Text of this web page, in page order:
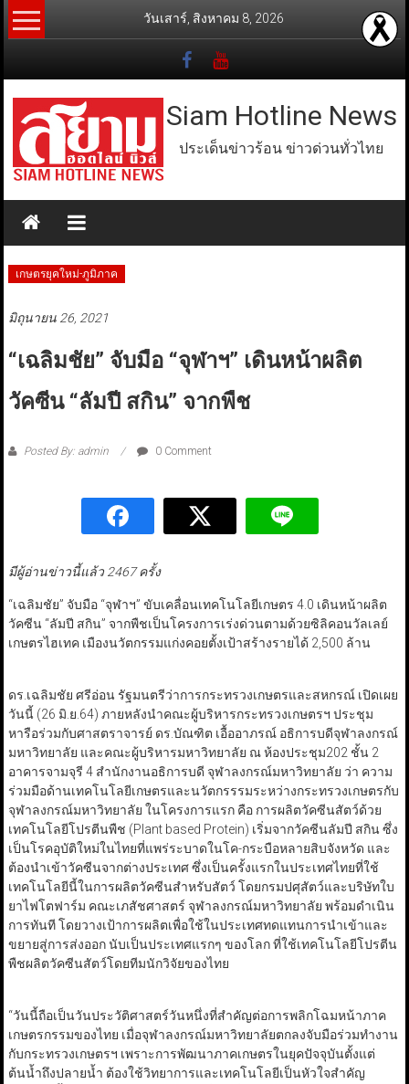
Skip
to
วันเสาร์, สิงหาคม 8, 2026
Siam Hotline News
ประเด็นข่าวร้อน ข่าวด่วนทั่วไทย
เกษตรยุคใหม่-ภูมิภาค
มิถุนายน 26, 2021
“เฉลิมชัย” จับมือ “จุฬาฯ” เดินหน้าผลิต
วัคซีน “ลัมปี สกิน” จากพืช
Posted By: admin 0 Comment
มีผู้อ่านข่าวนี้แล้ว 2467 ครั้ง
“เฉลิมชัย” จับมือ “จุฬาฯ” ขับเคลื่อนเทคโนโลยีเกษตร 4.0 เดินหน้าผลิต
วัคซีน “ลัมปี สกิน” จากพืชเป็นโครงการเร่งด่วนตามด้วยซิลิคอนวัลเลย์
เกษตรไฮเทค เมืองนวัตกรรมแก่งคอยตั้งเป้าสร้างรายได้ 2,500 ล้าน
ดร.เฉลิมชัย ศรีอ่อน รัฐมนตรีว่าการกระทรวงเกษตรและสหกรณ์ เปิดเผย
วันนี้ (26 มิ.ย.64) ภายหลังนำคณะผู้บริหารกระทรวงเกษตรฯ ประชุม
หารือร่วมกับศาสตราจารย์ ดร.บัณฑิต เอื้ออาภรณ์ อธิการบดีจุฬาลงกรณ์
มหาวิทยาลัย และคณะผู้บริหารมหาวิทยาลัย ณ ห้องประชุม202 ชั้น 2
อาคารจามจุรี 4 สำนักงานอธิการบดี จุฬาลงกรณ์มหาวิทยาลัย ว่า ความ
ร่วมมือด้านเทคโนโลยีเกษตรและนวัตกรรรมระหว่างกระทรวงเกษตรกับ
จุฬาลงกรณ์มหาวิทยาลัย ในโครงการแรก คือ การผลิตวัคซีนสัตว์ด้วย
เทคโนโลยีโปรตีนพืช (Plant based Protein) เริ่มจากวัคซีนลัมปี สกิน ซึ่ง
เป็นโรคอุบัติใหม่ในไทยที่แพร่ระบาดในโค-กระบือหลายสิบจังหวัด และ
ต้องนำเข้าวัคซีนจากต่างประเทศ ซึ่งเป็นครั้งแรกในประเทศไทยที่ใช้
เทคโนโลยีนี้ในการผลิตวัคซีนสำหรับสัตว์ โดยกรมปศุสัตว์และบริษัทใบ
ยาไฟโตฟาร์ม คณะเภสัชศาสตร์ จุฬาลงกรณ์มหาวิทยาลัย พร้อมดำเนิน
การทันที โดยวางเป้าการผลิตเพื่อใช้ในประเทศทดแทนการนำเข้าและ
ขยายสู่การส่งออก นับเป็นประเทศแรกๆ ของโลก ที่ใช้เทคโนโลยีโปรตีน
พืชผลิตวัคซีนสัตว์โดยทีมนักวิจัยของไทย
“วันนี้ถือเป็นวันประวัติศาสตร์วันหนึ่งที่สำคัญต่อการพลิกโฉมหน้าภาค
เกษตรกรรมของไทย เมื่อจุฬาลงกรณ์มหาวิทยาลัยตกลงจับมือร่วมทำงาน
กับกระทรวงเกษตรฯ เพราะการพัฒนาภาคเกษตรในยุคปัจจุบันตั้งแต่
ต้นน้ำถึงปลายน้ำ ต้องใช้วิทยาการและเทคโนโลยีเป็นหัวใจสำคัญ